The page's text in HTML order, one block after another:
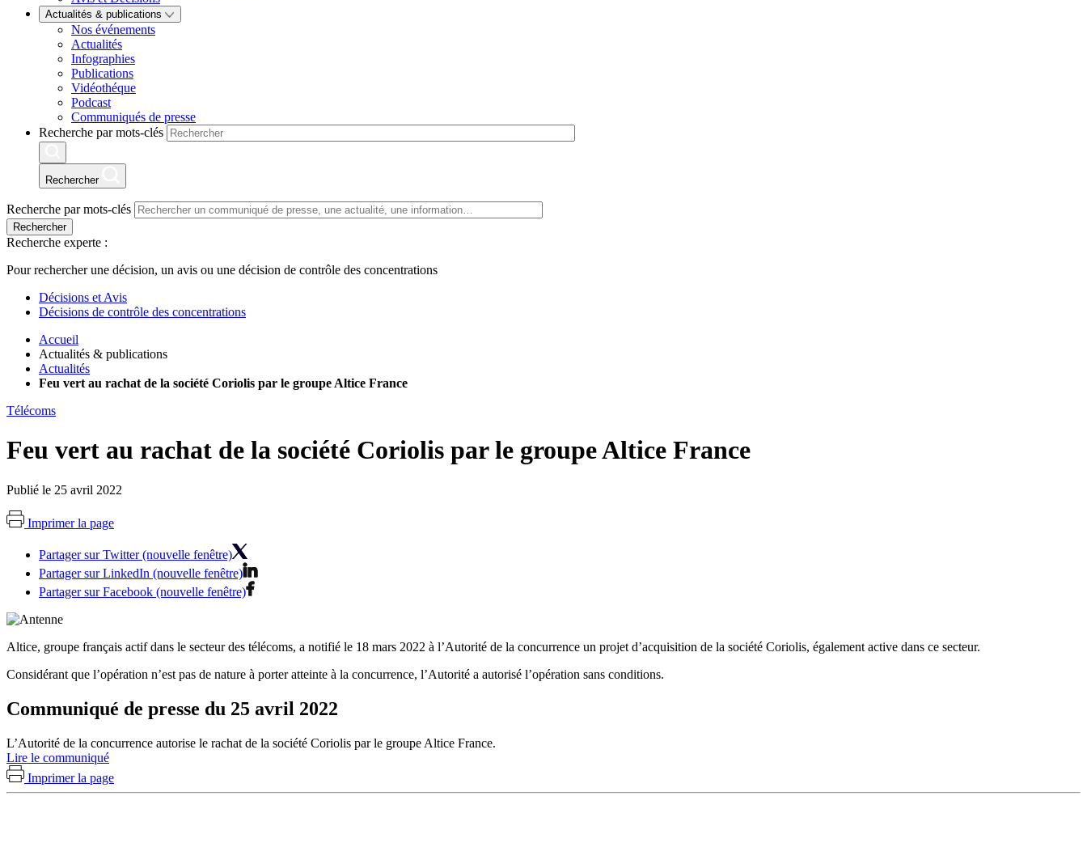
Actualités & publications
Nos événements
Actualités
Infographies
Publications
Vidéothéque
Podcast
Communiqués de presse
Recherche par mots-clés
Rechercher
Recherche par mots-clés
Rechercher
Recherche experte :
Pour rechercher une décision, un avis ou une décision de contrôle des concentrations
Décisions et Avis
Décisions de contrôle des concentrations
Accueil
Actualités & publications
Actualités
Feu vert au rachat de la société Coriolis par le groupe Altice France
Télécoms
Feu vert au rachat de la société Coriolis par le groupe Altice France
Publié le 25 avril 2022
Imprimer la page
Partager sur Twitter (nouvelle fenêtre)
Partager sur LinkedIn (nouvelle fenêtre)
Partager sur Facebook (nouvelle fenêtre)
Altice, groupe français actif dans le secteur des télécoms, a notifié le 18 mars 2022 à l’Autorité de la concurrence un projet d’acquisition de la société Coriolis, également active dans ce secteur.
Considérant que l’opération n’est pas de nature à porter atteinte à la concurrence, l’Autorité a autorisé l’opération sans conditions.
Communiqué de presse du 25 avril 2022
L’Autorité de la concurrence autorise le rachat de la société Coriolis par le groupe Altice France.
Lire le communiqué
Imprimer la page